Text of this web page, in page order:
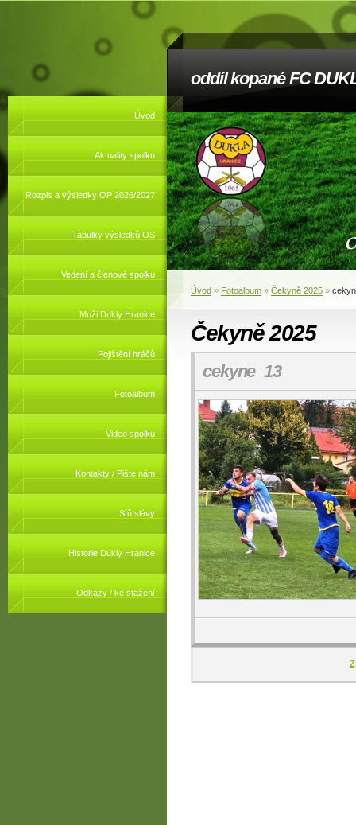
oddíl kopané FC
Úvod
Aktuality spolku
Rozpis a výsledky OP 2026/2027
Tabulky výsledků OS
Vedení a členové spolku
Muži Dukly Hranice
Pojištění hráčů
Fotoalbum
Video spolku
Kontakty / Pište nám
Síň slávy
Historie Dukly Hranice
Odkazy / ke stažení
Úvod » Fotoalbum » Čekyně 2025 »
Čekyně 2025
cekyne_13